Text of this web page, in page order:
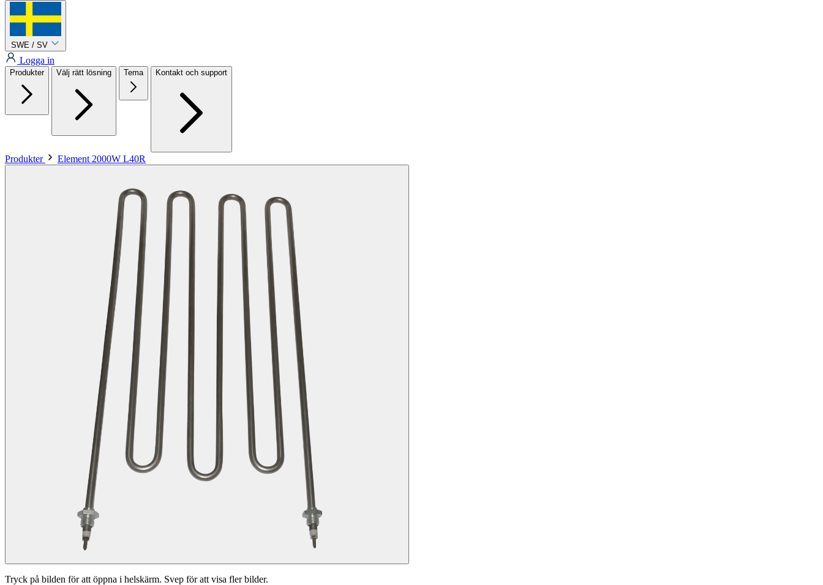
SWE / SV
Logga in
Produkter Välj rätt lösning Tema Kontakt och support
Produkter Element 2000W L40R
Tryck på bilden för att öppna i helskärm. Svep för att visa fler bilder.